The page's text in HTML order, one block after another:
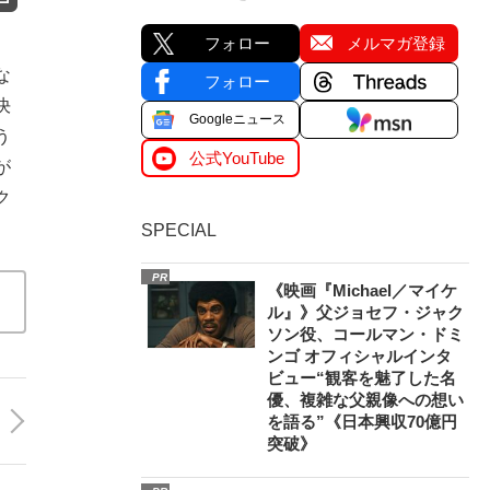
フォロー メルマガ登録
フォロー
Googleニュース
公式YouTube
SPECIAL
PR
《映画『Michael／マイケ
ル』》父ジョセフ・ジャク
ソン役、コールマン・ドミ
ンゴ オフィシャルインタ
ビュー“観客を魅了した名
優、複雑な父親像への想い
を語る”《日本興収70億円
突破》